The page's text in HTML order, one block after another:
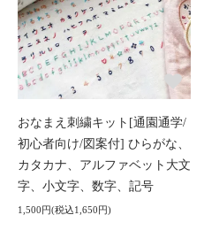
おなまえ刺繍キット[通園通学/
初心者向け/図案付] ひらがな、
カタカナ、アルファベット大文
字、小文字、数字、記号
1,500円(税込1,650円)